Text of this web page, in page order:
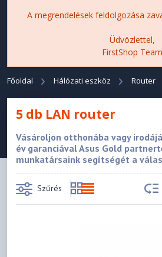
A megrendelések feldolgozása
Üdvözlettel,
FirstShop Team
Főoldal Hálózati eszköz Router
5 db LAN router
Vásároljon otthonába vagy
év garanciával Asus Gold
munkatársaink segítségét a
Szűrés